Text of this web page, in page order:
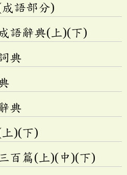
語部分)
語辭典(上)(下)
典
典
)(下)
百篇(上)(中)(下)